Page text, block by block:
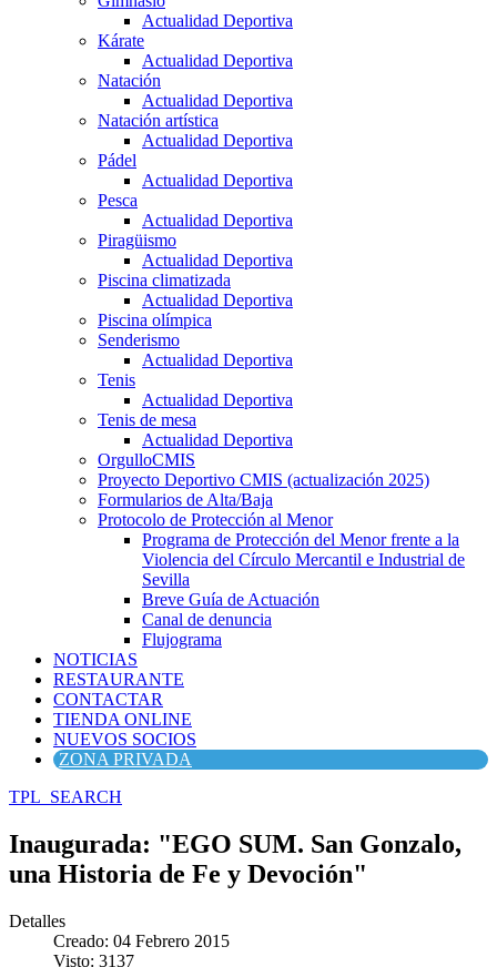
Actualidad Deportiva
Kárate
Actualidad Deportiva
Natación
Actualidad Deportiva
Natación artística
Actualidad Deportiva
Pádel
Actualidad Deportiva
Pesca
Actualidad Deportiva
Piragüismo
Actualidad Deportiva
Piscina climatizada
Actualidad Deportiva
Piscina olímpica
Senderismo
Actualidad Deportiva
Tenis
Actualidad Deportiva
Tenis de mesa
Actualidad Deportiva
OrgulloCMIS
Proyecto Deportivo CMIS (actualización 2025)
Formularios de Alta/Baja
Protocolo de Protección al Menor
Programa de Protección del Menor frente a la
Violencia del Círculo Mercantil e Industrial de
Sevilla
Breve Guía de Actuación
Canal de denuncia
Flujograma
NOTICIAS
RESTAURANTE
CONTACTAR
TIENDA ONLINE
NUEVOS SOCIOS
ZONA PRIVADA
TPL_SEARCH
Inaugurada: "EGO SUM. San Gonzalo,
una Historia de Fe y Devoción"
Detalles
Creado: 04 Febrero 2015
Visto: 3137